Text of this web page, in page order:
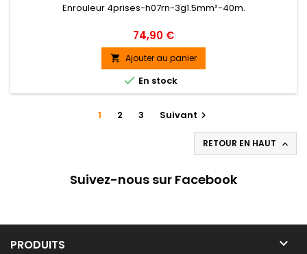
Enrouleur 4prises-h07rn-3g1.5mm²-40m.
Prix
74,90 €
 Ajouter au panier
 En stock
1 2 3 Suivant 
RETOUR EN HAUT 
Suivez-nous sur Facebook
PRODUITS 